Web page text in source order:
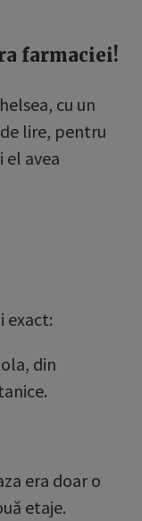
farmaciei!
cu un
lire, pentru
el avea
exact:
din
era doar o
etaje.